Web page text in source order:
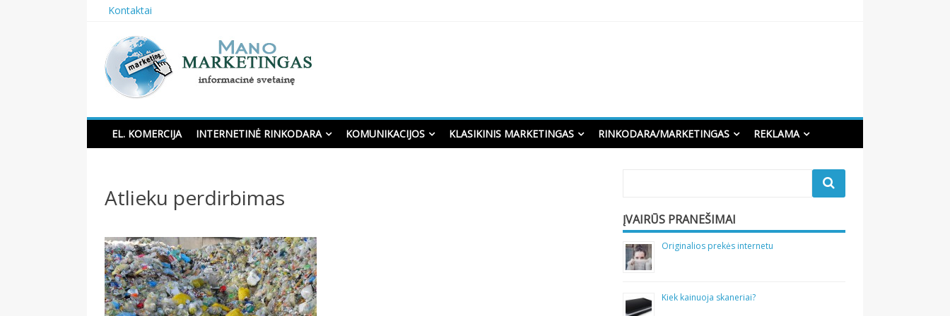
content
Kontaktai
Manomarketingas.lt
EL. KOMERCIJA INTERNETINĖ RINKODARA KOMUNIKACIJOS KLASIKINIS MARKETINGAS RINKODARA/MARKETINGAS REKLAMA
Atlieku perdirbimas
ĮVAIRŪS PRANEŠIMAI
Originalios prekės internetu
Kiek kainuoja skaneriai?